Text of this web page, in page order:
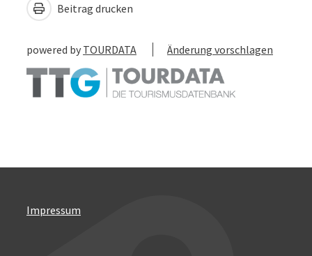
Beitrag drucken
powered by TOURDATA Änderung vorschlagen
Impressum